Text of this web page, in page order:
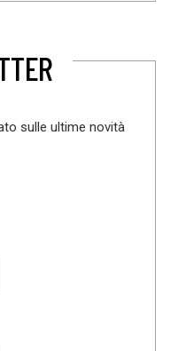
sulle ultime novità